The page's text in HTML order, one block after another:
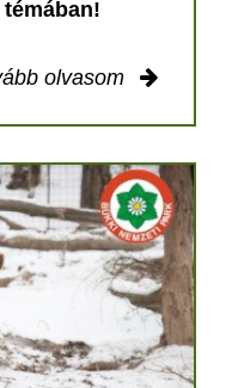
olvasom